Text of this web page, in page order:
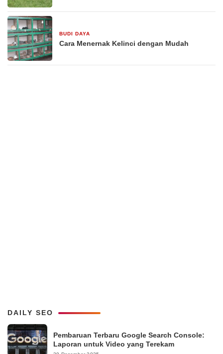
BUDI DAYA
Cara Menernak Kelinci dengan Mudah
DAILY SEO
Pembaruan Terbaru Google Search Console:
Laporan untuk Video yang Terekam